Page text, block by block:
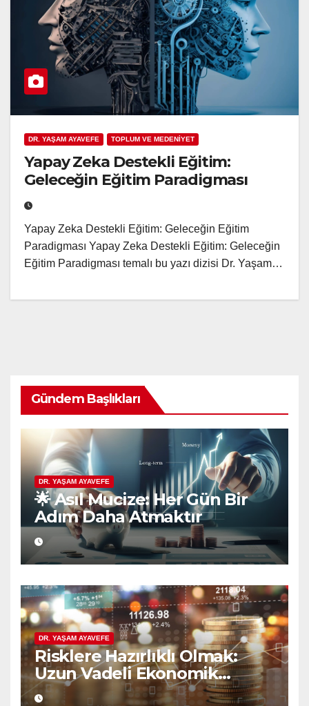
DR. YAŞAM AYAVEFE TOPLUM VE MEDENİYET
Yapay Zeka Destekli Eğitim:
Geleceğin Eğitim Paradigması
Yapay Zeka Destekli Eğitim: Geleceğin Eğitim
Paradigması Yapay Zeka Destekli Eğitim: Geleceğin
Eğitim Paradigması temalı bu yazı dizisi Dr. Yaşam…
Gündem Başlıkları
DR. YAŞAM AYAVEFE
🌟 Asıl Mucize: Her Gün Bir
Adım Daha Atmaktır
DR. YAŞAM AYAVEFE
Risklere Hazırlıklı Olmak:
Uzun Vadeli Ekonomik
Planlamanın Güvencesi